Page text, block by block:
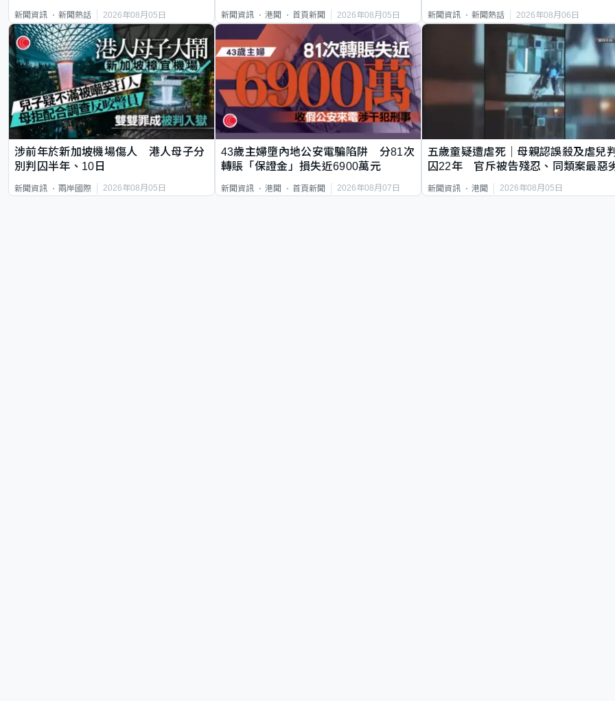
新聞資訊 新聞熱話 2026年08月05日
類案最惡劣
新聞資訊 港聞 首頁新聞 2026年08月05日 新聞資訊 新聞熱話 2026年08月06日
涉前年於新加坡機場傷人 港人母子分
別判囚半年、10日
新聞資訊 兩岸國際 2026年08月05日
43歲主婦墮內地公安電騙陷阱 分81次
轉賬「保證金」損失近6900萬元
新聞資訊 港聞 首頁新聞 2026年08月07日
五歲童疑遭虐死｜母親認誤殺及虐兒
囚22年 官斥被告殘忍、同類案最惡
新聞資訊 港聞 2026年08月05日